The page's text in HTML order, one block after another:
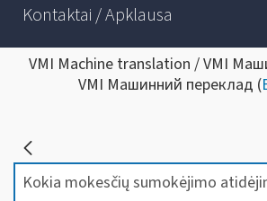
Kontaktai / Apklausa
VMI Machine translation / VMI
VMI Машинний переклад (